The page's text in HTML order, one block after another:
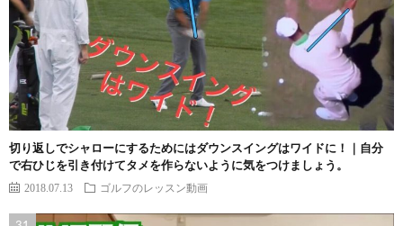
切り返しでシャローにするためにはダウンスイングはワイドに！｜自分
で右ひじを引き付けてタメを作らないように気をつけましょう。
2018.07.13 ゴルフのレッスン動画